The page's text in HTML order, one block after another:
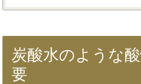
炭酸水のような
要